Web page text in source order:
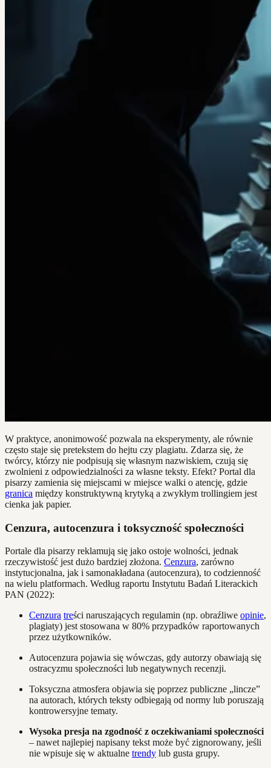
W praktyce, anonimowość pozwala na eksperymenty, ale równie
często staje się pretekstem do hejtu czy plagiatu. Zdarza się, że
twórcy, którzy nie podpisują się własnym nazwiskiem, czują się
zwolnieni z odpowiedzialności za własne teksty. Efekt? Portal dla
pisarzy zamienia się miejscami w miejsce walki o atencję, gdzie
granica między konstruktywną krytyką a zwykłym trollingiem jest
cienka jak papier.
Cenzura, autocenzura i toksyczność społeczności
Portale dla pisarzy reklamują się jako ostoje wolności, jednak
rzeczywistość jest dużo bardziej złożona. Cenzura, zarówno
instytucjonalna, jak i samonakładana (autocenzura), to codzienność
na wielu platformach. Według raportu Instytutu Badań Literackich
PAN (2022):
Cenzura treści naruszających regulamin (np. obraźliwe opinie,
plagiaty) jest stosowana w 80% przypadków raportowanych
przez użytkowników.
Autocenzura pojawia się wówczas, gdy autorzy obawiają się
ostracyzmu społeczności lub negatywnych recenzji.
Toksyczna atmosfera objawia się poprzez publiczne „lincze”
na autorach, których teksty odbiegają od normy lub poruszają
kontrowersyjne tematy.
Wysoka presja na zgodność z oczekiwaniami społeczności
– nawet najlepiej napisany tekst może być zignorowany, jeśli
nie wpisuje się w aktualne trendy lub gusta grupy.